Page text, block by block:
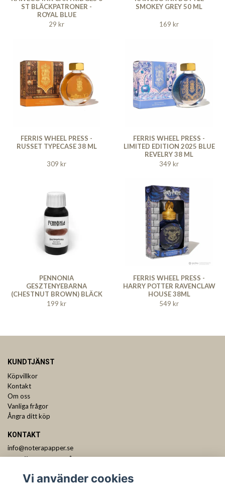
ST BLÄCKPATRONER -
ROYAL BLUE
29 kr
SMOKEY GREY 50 ML
169 kr
FERRIS WHEEL PRESS -
RUSSET TYPECASE 38 ML
309 kr
FERRIS WHEEL PRESS -
LIMITED EDITION 2025 BLUE
REVELRY 38 ML
349 kr
PENNONIA
GESZTENYEBARNA
(CHESTNUT BROWN) BLÄCK
60 ML
199 kr
FERRIS WHEEL PRESS -
HARRY POTTER RAVENCLAW
HOUSE 38ML
549 kr
KUNDTJÄNST
Köpvillkor
Kontakt
Om oss
Vanliga frågor
Ångra ditt köp
KONTAKT
info@noterapapper.se
Vi använder cookies